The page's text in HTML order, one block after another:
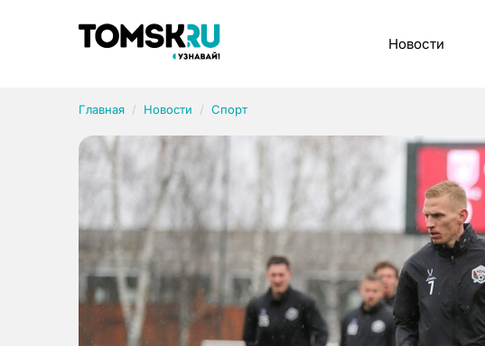
Новости
Главная Новости Спорт
Рубрики